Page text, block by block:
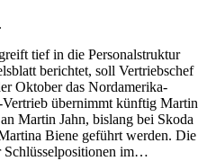
tief in die Personalstruktur
berichtet, soll Vertriebschef
Oktober das Nordamerika-
übernimmt künftig Martin
Martin Jahn, bislang bei Skoda
Biene geführt werden. Die
Schlüsselpositionen im…